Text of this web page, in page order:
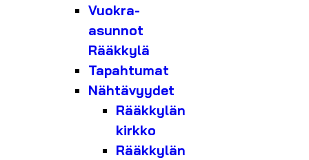
Vuokra-
asunnot
Rääkkylä
Tapahtumat
Nähtävyydet
Rääkkylän
kirkko
Rääkkylän